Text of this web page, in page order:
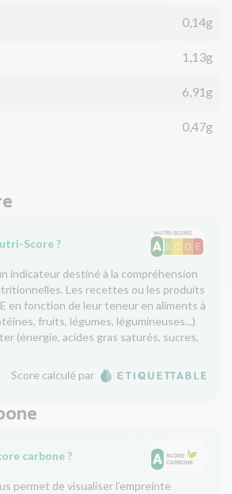
0,14g
1,13g
6,91g
0,47g
Score ?
indicateur destiné à la compréhension
Les recettes ou les produits
en fonction de leur teneur en aliments à
fruits, légumes, légumineuses...)
(énergie, acides gras saturés, sucres,
Score calculé par
carbone ?
permet de visualiser l’empreinte